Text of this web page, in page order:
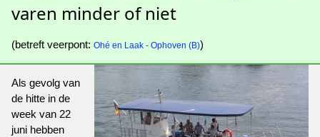
varen minder of niet
(betreft veerpont: Ohé en Laak - Ophoven (B))
Als gevolg van
de hitte in de
week van 22
juni hebben